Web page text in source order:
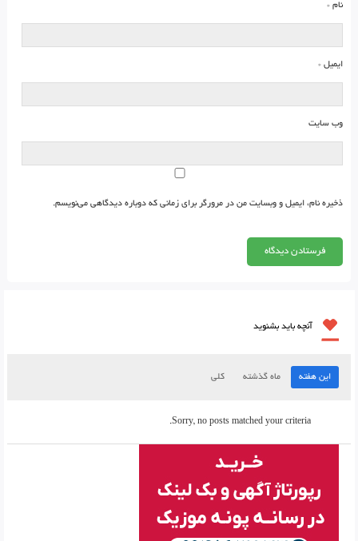
نام *
ایمیل *
وب‌ سایت
ذخیره نام، ایمیل و وبسایت من در مرورگر برای زمانی که دوباره دیدگاهی می‌نویسم.
آنچه باید بشنوید
این هفته ماه گذشته کلی
Sorry, no posts matched your criteria.